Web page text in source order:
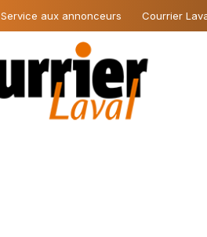
Service aux annonceurs Courrier